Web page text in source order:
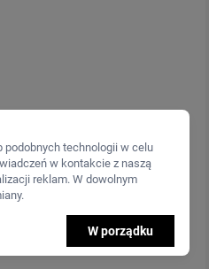
podobnych technologii w celu
w kontakcie z naszą
reklam. W dowolnym
W porządku